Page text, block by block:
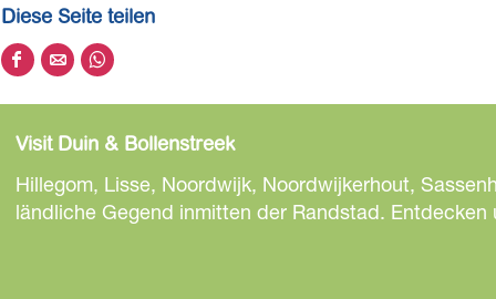
Diese Seite teilen
D
i
s
e
S
D
i
s
e
S
D
i
s
e
S
Visit Duin & Bollenstreek
Hillegom, Lisse, Noordwijk, Noordwijkerhout,
ländliche Gegend inmitten der Randstad.